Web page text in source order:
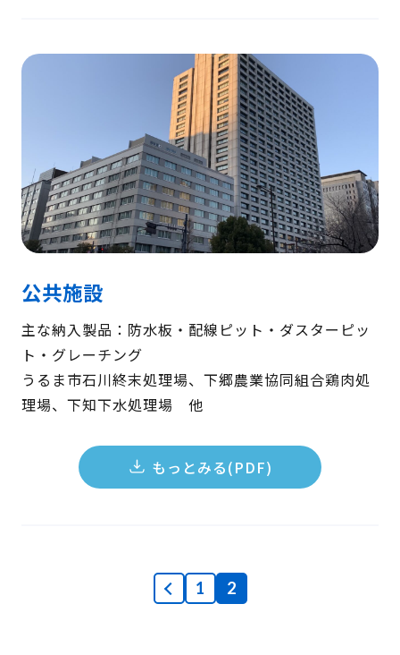
公共施設
主な納入製品：防水板・配線ピット・ダスターピッ
ト・グレーチング
うるま市石川終末処理場、下郷農業協同組合鶏肉処
理場、下知下水処理場 他
もっとみる(PDF)
1 2